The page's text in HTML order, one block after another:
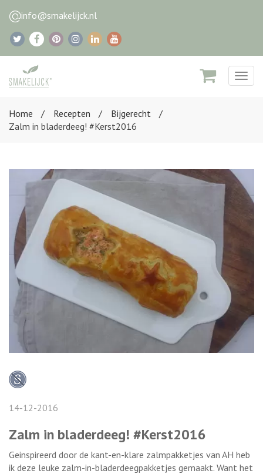
info@smakelijck.nl
Home
Recepten
Bijgerecht
Zalm in bladerdeeg! #Kerst2016
14-12-2016
Zalm in bladerdeeg! #Kerst2016
Geinspireerd door de kant-en-klare zalmpakketjes van AH heb
ik deze leuke zalm-in-bladerdeegpakketjes gemaakt. Want het